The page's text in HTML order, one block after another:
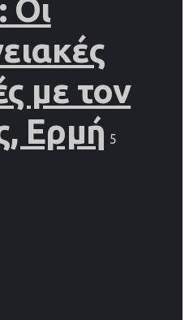
Οι
με τον
Ερμή 5